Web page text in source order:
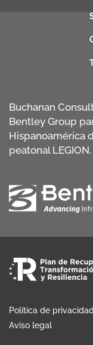
Buchanan
Bentley Group
Hispanoamérica
peatonal LEGION.
Política de privacidad
Aviso legal